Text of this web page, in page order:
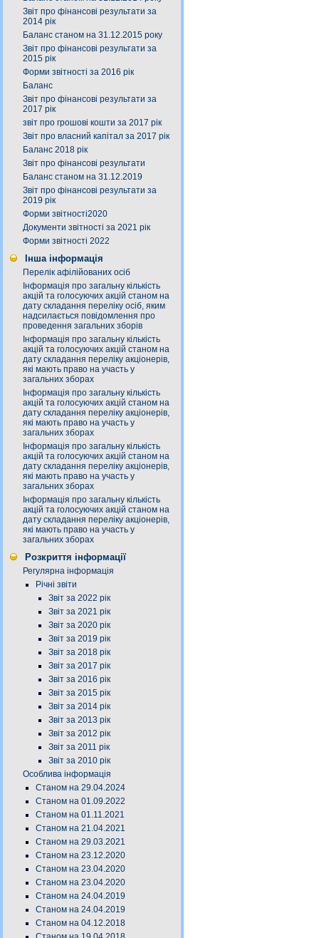
Звіт про фінансові результати за
2014 рік
Баланс станом на 31.12.2015 року
Звіт про фінансові результати за
2015 рік
Форми звітності за 2016 рік
Баланс
Звіт про фінансові результати за
2017 рік
звіт про грошові кошти за 2017 рік
Звіт про власний капітал за 2017 рік
Баланс 2018 рік
Звіт про фінансові результати
Баланс станом на 31.12.2019
Звіт про фінансові результати за
2019 рік
Форми звітності2020
Документи звітності за 2021 рік
Форми звітності 2022
Інша інформація
Перелік афілійованих осіб
Інформація про загальну кількість
акцій та голосуючих акцій станом на
дату складання переліку осіб, яким
надсилається повідомлення про
проведення загальних зборів
Інформація про загальну кількість
акцій та голосуючих акцій станом на
дату складання переліку акціонерів,
які мають право на участь у
загальних зборах
Інформація про загальну кількість
акцій та голосуючих акцій станом на
дату складання переліку акціонерів,
які мають право на участь у
загальних зборах
Інформація про загальну кількість
акцій та голосуючих акцій станом на
дату складання переліку акціонерів,
які мають право на участь у
загальних зборах
Інформація про загальну кількість
акцій та голосуючих акцій станом на
дату складання переліку акціонерів,
які мають право на участь у
загальних зборах
Розкриття інформації
Регулярна інформація
Річні звіти
Звіт за 2022 рік
Звіт за 2021 рік
Звіт за 2020 рік
Звіт за 2019 рік
Звіт за 2018 рік
Звіт за 2017 рік
Звіт за 2016 рік
Звіт за 2015 рік
Звіт за 2014 рік
Звіт за 2013 рік
Звіт за 2012 рік
Звіт за 2011 рік
Звіт за 2010 рік
Особлива інформація
Станом на 29.04.2024
Станом на 01.09.2022
Станом на 01.11.2021
Станом на 21.04.2021
Станом на 29.03.2021
Станом на 23.12.2020
Станом на 23.04.2020
Станом на 23.04.2020
Станом на 24.04.2019
Станом на 24.04.2019
Станом на 04.12.2018